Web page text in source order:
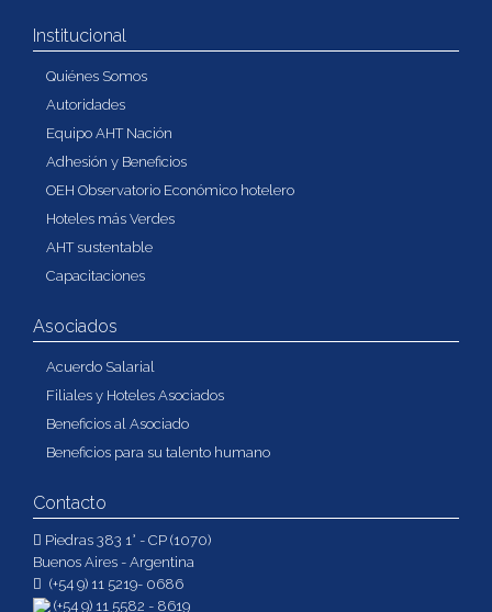
Institucional
Quiénes Somos
Autoridades
Equipo AHT Nación
Adhesión y Beneficios
OEH Observatorio Económico hotelero
Hoteles más Verdes
AHT sustentable
Capacitaciones
Asociados
Acuerdo Salarial
Filiales y Hoteles Asociados
Beneficios al Asociado
Beneficios para su talento humano
Contacto
Piedras 383 1° - CP (1070)
Buenos Aires - Argentina
(+54 9) 11 5219- 0686
(+54 9) 11 5582 - 8619